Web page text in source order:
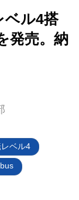
ベル4搭
発売。納
ベル4